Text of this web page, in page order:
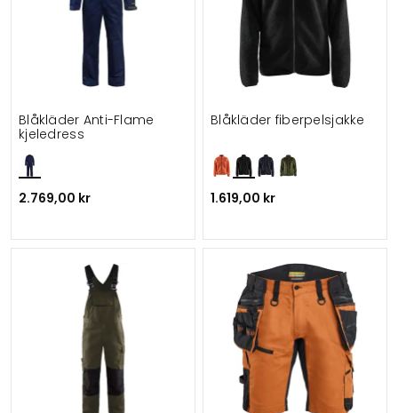
Blåkläder Anti-Flame
kjeledress
2.769,00 kr
Blåkläder fiberpelsjakke
1.619,00 kr